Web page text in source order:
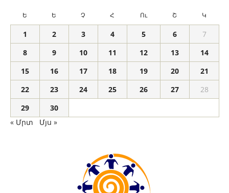
Ե Ե Չ Հ Ու Շ Կ
1 2 3 4 5 6
7
8
9 10 11 12 13
14
15
16 17 18 19 20
21
22
23 24 25 26 27
28
29
30
« Մրտ
Մյս »